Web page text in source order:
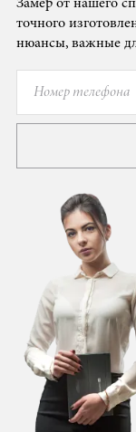
Замер от нашего
точного
нюансы, важные